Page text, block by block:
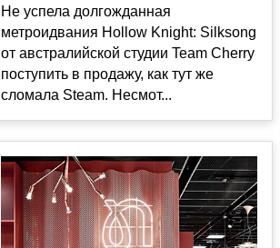
Не успела долгожданная
метроидвания Hollow Knight: Silksong
от австралийской студии Team Cherry
поступить в продажу, как тут же
сломала Steam. Несмот...